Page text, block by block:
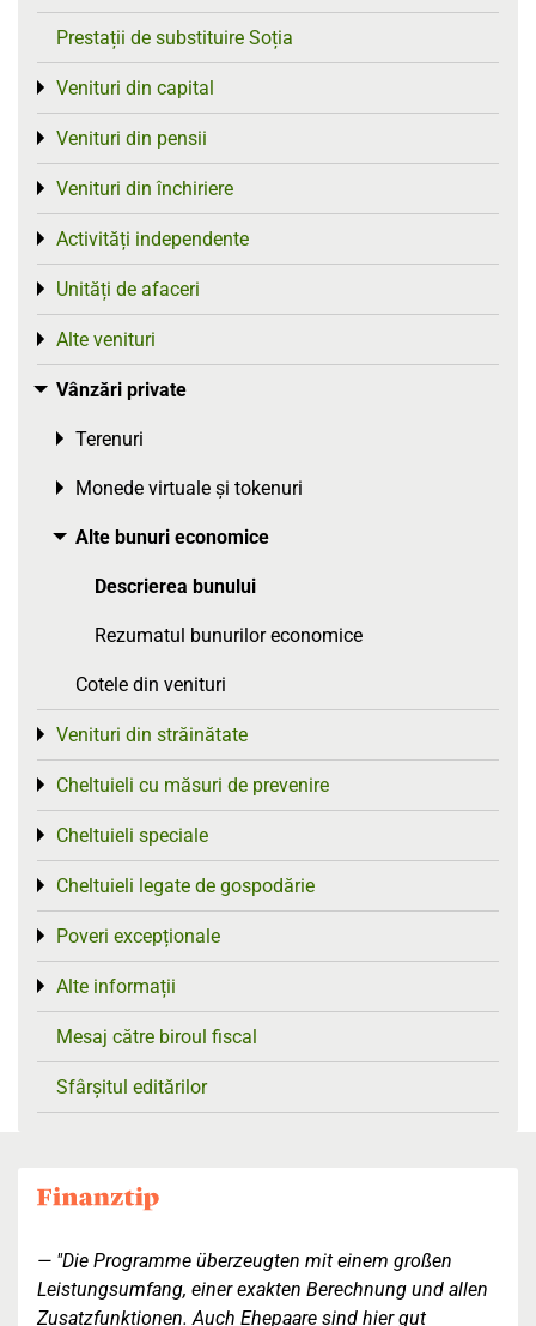
Prestații de substituire Soția
Venituri din capital
Toggle menu
Venituri din pensii
Toggle menu
Venituri din închiriere
Toggle menu
Activități independente
Toggle menu
Unități de afaceri
Toggle menu
Alte venituri
Toggle menu
Vânzări private
Toggle menu
Terenuri
Toggle menu
Monede virtuale și tokenuri
Toggle menu
Alte bunuri economice
Toggle menu
Descrierea bunului
Rezumatul bunurilor economice
Cotele din venituri
Venituri din străinătate
Toggle menu
Cheltuieli cu măsuri de prevenire
Toggle menu
Cheltuieli speciale
Toggle menu
Cheltuieli legate de gospodărie
Toggle menu
Poveri excepționale
Toggle menu
Alte informații
Toggle menu
Mesaj către biroul fiscal
Sfârșitul editărilor
"Die Programme überzeugten mit einem großen
Leistungsumfang, einer exakten Berechnung und allen
Zusatzfunktionen. Auch Ehepaare sind hier gut